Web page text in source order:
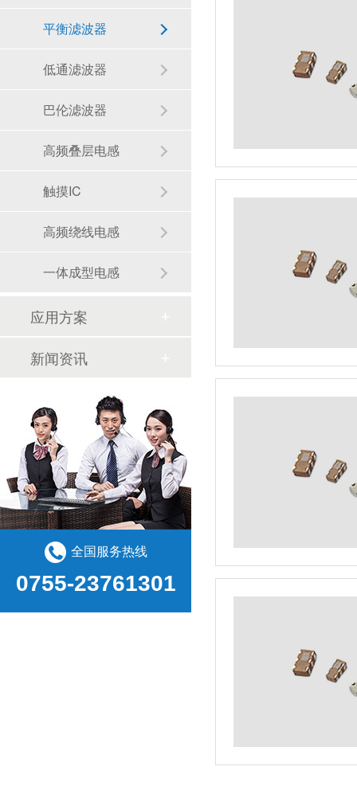
平衡滤波器
低通滤波器
巴伦滤波器
高频叠层电感
触摸IC
高频绕线电感
一体成型电感
应用方案
新闻资讯
全国服务热线
0755-23761301